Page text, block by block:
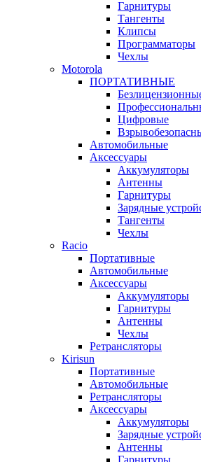
Гарнитуры
Тангенты
Клипсы
Программаторы
Чехлы
Motorola
ПОРТАТИВНЫЕ
Цифровые
Автомобильные
Аксессуары
Аккумуляторы
Антенны
Гарнитуры
Зарядные
Тангенты
Чехлы
Racio
Портативные
Автомобильные
Аксессуары
Аккумуляторы
Гарнитуры
Антенны
Чехлы
Ретрансляторы
Kirisun
Портативные
Автомобильные
Ретрансляторы
Аксессуары
Аккумуляторы
Зарядные
Антенны
Гарнитуры